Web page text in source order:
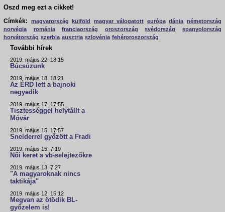
Oszd meg ezt a cikket!
Címkék:
magyarország külföld magyar válogatott európa dánia németország
norvégia
románia franciaország oroszország svédország
spanyolország
horvátország szerbia ausztria szlovénia fehéroroszország
További hírek
2019. május 22. 18:15
Búcsúzunk
2019. május 18. 18:21
Az ÉRD lett a bajnoki
negyedik
2019. május 17. 17:55
Tisztességgel helytállt a
Móvár
2019. május 15. 17:57
Snelderrel győzött a Fradi
2019. május 15. 7:19
Női keret a vb-selejtezőkre
2019. május 13. 7:27
"A magyaroknak nincs
taktikája"
2019. május 12. 15:12
Megvan az ötödik BL-
győzelem is!